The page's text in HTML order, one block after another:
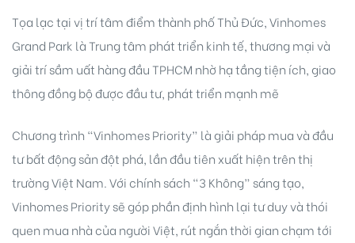
Tọa lạc tại vị trí tâm điểm thành phố Thủ Đức, Vinhomes
Grand Park là Trung tâm phát triển kinh tế, thương mại và
giải trí sầm uất hàng đầu TPHCM nhờ hạ tầng tiện ích, giao
thông đồng bộ được đầu tư, phát triển mạnh mẽ
Chương trình “Vinhomes Priority” là giải pháp mua và đầu
tư bất động sản đột phá, lần đầu tiên xuất hiện trên thị
trường Việt Nam. Với chính sách “3 Không” sáng tạo,
Vinhomes Priority sẽ góp phần định hình lại tư duy và thói
quen mua nhà của người Việt, rút ngắn thời gian chạm tới